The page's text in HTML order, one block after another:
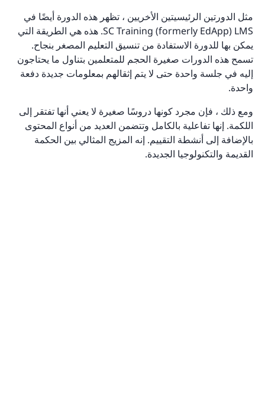
مثل الدورتين الرئيسيتين الأخريين ، تظهر هذه الدورة أيضًا في
SC Training (formerly EdApp) LMS. هذه هي الطريقة التي
يمكن بها للدورة الاستفادة من تنسيق التعليم المصغر بنجاح.
تسمح هذه الدورات صغيرة الحجم للمتعلمين بتناول ما يحتاجون
إليه في جلسة واحدة حتى لا يتم إثقالهم بمعلومات جديدة دفعة
واحدة.
ومع ذلك ، فإن مجرد كونها دروسًا صغيرة لا يعني أنها تفتقر إلى
اللكمة. إنها تفاعلية بالكامل وتتضمن العديد من أنواع المحتوى
بالإضافة إلى أنشطة التقييم. إنه المزيج المثالي بين الحكمة
القديمة والتكنولوجيا الجديدة.